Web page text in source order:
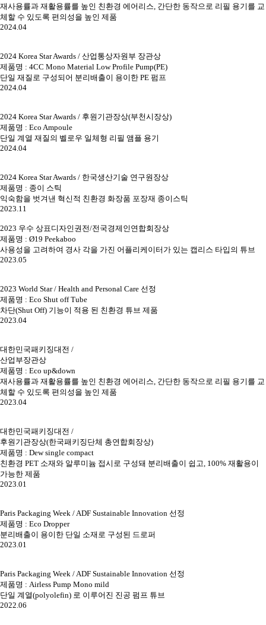
재사용률과 재활용률를 높인 친환경 에어리스, 간단한 동작으로 리필 용기를 교
체할 수 있도록 편의성을 높인 제품
2024.04
2024 Korea Star Awards / 산업통상자원부 장관상
제품명 : 4CC Mono Material Low Profile Pump(PE)
단일 재질로 구성되어 분리배출이 용이한 PE 펌프
2024.04
2024 Korea Star Awards / 후원기관장상(부천시장상)
제품명 : Eco Ampoule
단일 계열 재질의 벨로우 일체형 리필 앰플 용기
2024.04
2024 Korea Star Awards / 한국생산기술 연구원장상
제품명 : 종이 스틱
익숙함을 벗겨낸 혁신적 친환경 화장품 포장재 종이스틱
2023.11
2023 우수 상표디자인권전/전국경제인연합회장상
제품명 : Ø19 Peekaboo
사용성을 고려하여 경사 각을 가진 어플리케이터가 있는 캡리스 타입의 튜브
2023.05
2023 World Star / Health and Personal Care 선정
제품명 : Eco Shut off Tube
차단(Shut Off) 기능이 적용 된 친환경 튜브 제품
2023.04
대한민국패키징대전 /
산업부장관상
제품명 : Eco up&down
재사용률과 재활용률를 높인 친환경 에어리스, 간단한 동작으로 리필 용기를 교
체할 수 있도록 편의성을 높인 제품
2023.04
대한민국패키징대전 /
후원기관장상(한국패키징단체 총연합회장상)
제품명 : Dew single compact
친환경 PET 소재와 알루미늄 접시로 구성돼 분리배출이 쉽고, 100% 재활용이
가능한 제품
2023.01
Paris Packaging Week / ADF Sustainable Innovation 선정
제품명 : Eco Dropper
분리배출이 용이한 단일 소재로 구성된 드로퍼
2023.01
Paris Packaging Week / ADF Sustainable Innovation 선정
제품명 : Airless Pump Mono mild
단일 계열(polyolefin) 로 이루어진 진공 펌프 튜브
2022.06